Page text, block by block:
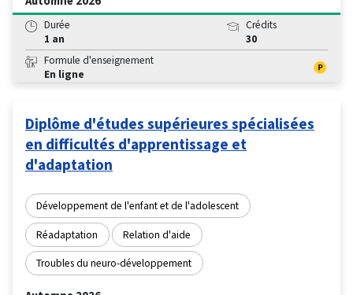
Durée
1 an
Crédits
30
Formule d'enseignement
En ligne
Diplôme d'études supérieures spécialisées
en difficultés d'apprentissage et
d'adaptation
Développement de l'enfant et de l'adolescent
Réadaptation Relation d'aide
Troubles du neuro-développement